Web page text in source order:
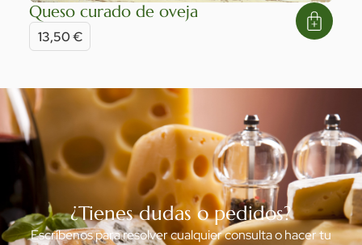
Queso curado de oveja
13,50€
¿Tienes dudas o pedidos?
Escríbenos para resolver cualquier consulta o hacer tu